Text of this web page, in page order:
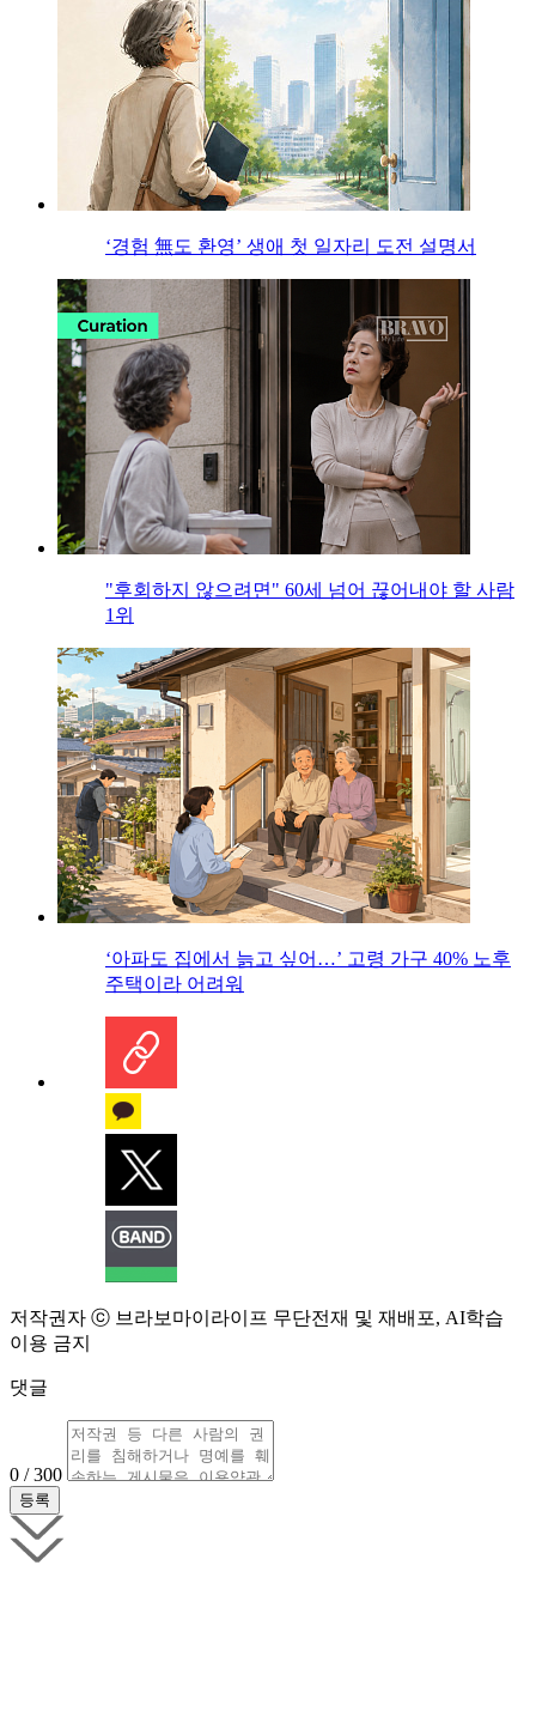
‘경험 無도 환영’ 생애 첫 일자리 도전 설명서
"후회하지 않으려면" 60세 넘어 끊어내야 할 사람
1위
‘아파도 집에서 늙고 싶어…’ 고령 가구 40% 노후
주택이라 어려워
저작권자 ⓒ 브라보마이라이프 무단전재 및 재배포, AI학습
이용 금지
댓글
0 / 300